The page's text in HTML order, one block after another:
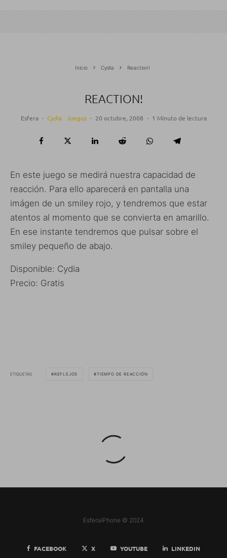
Inicio Cydia Reaction!
REACTION!
Esfera · Cydia Juegos · 20 octubre, 2008 · 1 Minuto de lectura
En este juego se medirá nuestra capacidad de
reacción. Para ello aparecerá en pantalla una
imágen de un smiley rojo, y tendremos que estar
atentos al momento que se convierta en amarillo.
En ese instante tendremos que pulsar sobre el
smiley pequeño de abajo.
Disponible: Cydia
Precio: Gratis
ETIQUETAS REFLEJOS TIEMPO DE REACCIÓN
EsferaiPhone © 2024
FACEBOOK X YOUTUBE LINKEDIN